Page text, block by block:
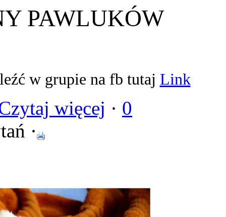
PAWLUKÓW
w grupie na fb tutaj Link
więcej · 0
·